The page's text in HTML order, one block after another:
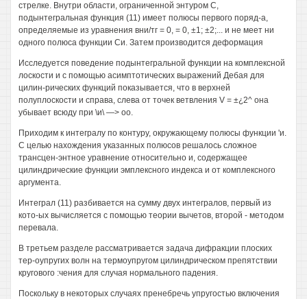
стрелке. Внутри области, ограниченной энтуром С,
подынтегральная функция (11) имеет полюсы первого поряд-а,
определяемые из уравнения вни/тг = 0, = 0, ±1; ±2;... и не меет ни
одного полюса функции Си. Затем производится деформация
Исследуется поведение подынтегральной функции на комплексной
лоскости и с помощью асимптотических выражений Дебая для
цилин-рических функций показывается, что в верхней
полуплоскости и справа, слева от точек ветвления V = ±¿2^ она
убывает всюду при \и\ —> оо.
Приходим к интегралу по контуру, окружающему полюсы функции 'и.
С целью нахождения указанных полюсов решалось сложное
трансцен-энтное уравнение относительно и, содержащее
цилиндрические функции эмплексного индекса и от комплексного
аргумента.
Интеграл (11) разбивается на сумму двух интегралов, первый из
кото-ых вычисляется с помощью теории вычетов, второй - методом
перевала.
В третьем разделе рассматривается задача дифракции плоских
тер-оупругих волн на термоупругом цилиндрическом препятствии
кругового :чения для случая нормального падения.
Поскольку в некоторых случаях пренебречь упругостью включения